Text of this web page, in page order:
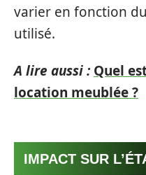
varier en fonction
utilisé.
A lire aussi : Quel
location meublée ?
IMPACT SUR